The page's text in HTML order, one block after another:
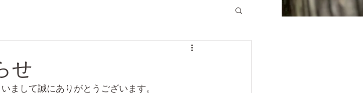
せ
まして誠にありがとうございます。